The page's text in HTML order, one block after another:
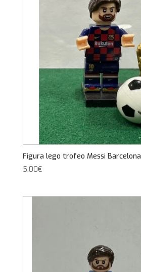
Figura lego trofeo Messi Barcelona
5,00€